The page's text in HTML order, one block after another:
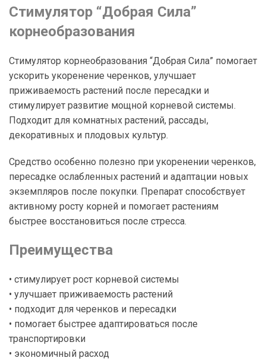
Стимулятор “Добрая Сила”
корнеобразования
Стимулятор корнеобразования “Добрая Сила” помогает
ускорить укоренение черенков, улучшает
приживаемость растений после пересадки и
стимулирует развитие мощной корневой системы.
Подходит для комнатных растений, рассады,
декоративных и плодовых культур.
Средство особенно полезно при укоренении черенков,
пересадке ослабленных растений и адаптации новых
экземпляров после покупки. Препарат способствует
активному росту корней и помогает растениям
быстрее восстановиться после стресса.
Преимущества
• стимулирует рост корневой системы
• улучшает приживаемость растений
• подходит для черенков и пересадки
• помогает быстрее адаптироваться после
транспортировки
• экономичный расход